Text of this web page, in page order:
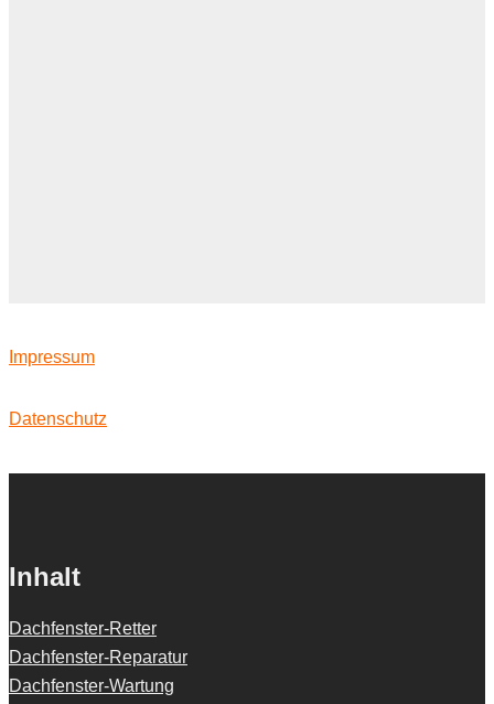
Impressum
Datenschutz
Inhalt
Dachfenster-Retter
Dachfenster-Reparatur
Dachfenster-Wartung